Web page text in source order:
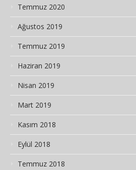
Temmuz 2020
Ağustos 2019
Temmuz 2019
Haziran 2019
Nisan 2019
Mart 2019
Kasım 2018
Eylül 2018
Temmuz 2018